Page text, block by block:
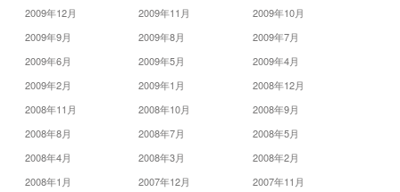
2009年12月
2009年11月
2009年10月
2009年9月
2009年8月
2009年7月
2009年6月
2009年5月
2009年4月
2009年2月
2009年1月
2008年12月
2008年11月
2008年10月
2008年9月
2008年8月
2008年7月
2008年5月
2008年4月
2008年3月
2008年2月
2008年1月
2007年12月 2007年11月